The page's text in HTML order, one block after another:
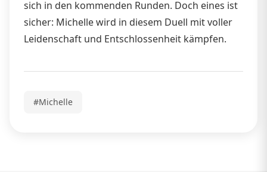
sich in den kommenden Runden. Doch eines ist
sicher: Michelle wird in diesem Duell mit voller
Leidenschaft und Entschlossenheit kämpfen.
#Michelle